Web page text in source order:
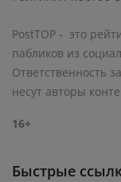
PostTOP - это
пабликов из
Ответственность
несут авторы
16+
Быстрые